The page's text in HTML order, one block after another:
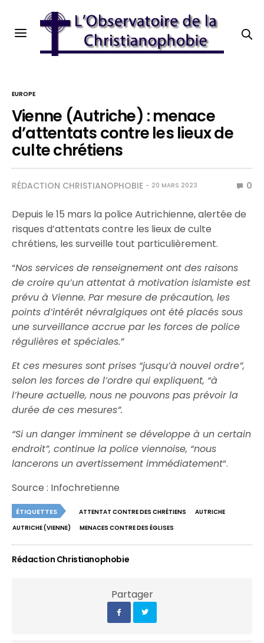
EUROPE
Vienne (Autriche) : menace
d’attentats contre les lieux de
culte chrétiens
RÉDACTION CHRISTIANOPHOBIE 20 MARS 2023 0
Depuis le 15 mars la police Autrichienne, alertée de
risques d’attentats contre les lieux de culte
chrétiens, les surveille tout particulièrement.
“Nos services de renseignement ont des raisons
de croire qu’un attentat à motivation islamiste est
prévu à Vienne. Par mesure de précaution, les
points d’intérêt névralgiques ont été placés sous
une surveillance accrue par les forces de police
régulières et spéciales.”
Et ces mesures sont prises “jusqu’à nouvel ordre”,
selon les forces de l’ordre qui expliquent, “à
l’heure actuelle, nous ne pouvons pas prévoir la
durée de ces mesures”.
“Si un danger imminent se développe à un certain
endroit”, continue la police viennoise, “nous
lancerons un avertissement immédiatement“.
Source : Infochretienne
ÉTIQUETTES ATTENTAT CONTRE DES CHRÉTIENS
AUTRICHE
AUTRICHE (VIENNE)
MENACES CONTRE DES ÉGLISES
Rédaction Christianophobie
Partager